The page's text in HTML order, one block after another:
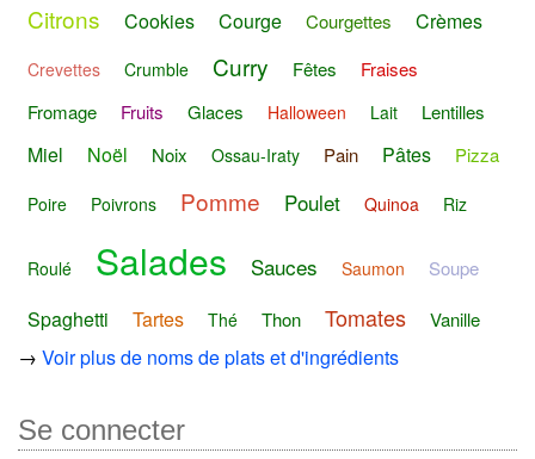
Citrons Cookies Courge Courgettes Crèmes
Crevettes Crumble Curry Fêtes
Fraises
Fromage
Fruits Glaces Halloween Lait Lentilles
Miel Noël Noix Ossau-Iraty Pain Pâtes Pizza
Poire Poivrons Pomme Poulet Quinoa Riz
Roulé Salades Sauces Saumon Soupe
Spaghetti Tartes Thé Thon Tomates Vanille
→ Voir plus de noms de plats et d'ingrédients
Se connecter